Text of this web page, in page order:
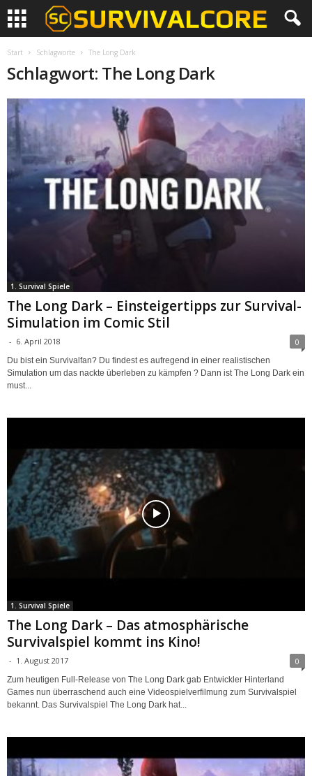
Start Schlagworte The Long Dark
Schlagwort: The Long Dark
1. Survival Spiele
The Long Dark – Einsteigertipps zur Survival-
Simulation im Comic Stil
- 6. April 2018 0
Du bist ein Survivalfan? Du findest es aufregend in einer realistischen
Simulation um das nackte überleben zu kämpfen ? Dann ist The Long Dark ein
must...
1. Survival Spiele
The Long Dark – Das atmosphärische
Survivalspiel kommt ins Kino!
- 1. August 2017 0
Zum heutigen Full-Release von The Long Dark gab Entwickler Hinterland
Games nun überraschend auch eine Videospielverfilmung zum Survivalspiel
bekannt. Das Survivalspiel The Long Dark hat...